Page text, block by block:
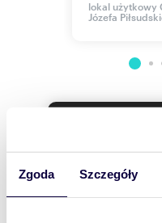
Zgoda Szczegóły
lokal użytkowy
Józefa
To